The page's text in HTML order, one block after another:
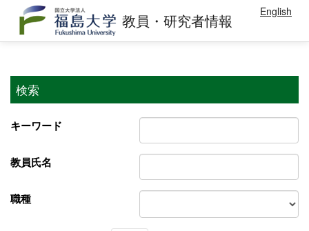
教員・研究者情報 English
検索
キーワード
教員氏名
職種